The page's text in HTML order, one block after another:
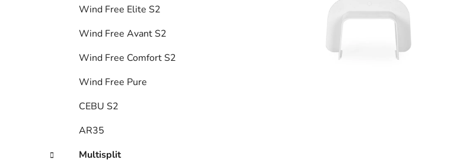
Wind Free Elite S2
Wind Free Avant S2
Wind Free Comfort S2
Wind Free Pure
CEBU S2
AR35
Multisplit